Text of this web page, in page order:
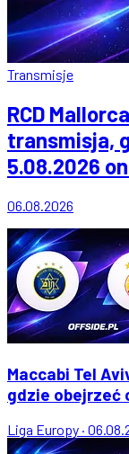
Transmisje
RCD
transmisja,
5.08.2026
06.08.2026
Maccabi Tel
gdzie obejrzeć
Liga Europy ·